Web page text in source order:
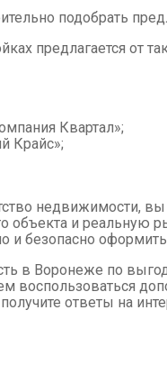
подобрать
предлагается от
Квартал»;
Крайс»;
недвижимости,
объекта и
и безопасно
в Воронеже по
воспользоваться
ответы на